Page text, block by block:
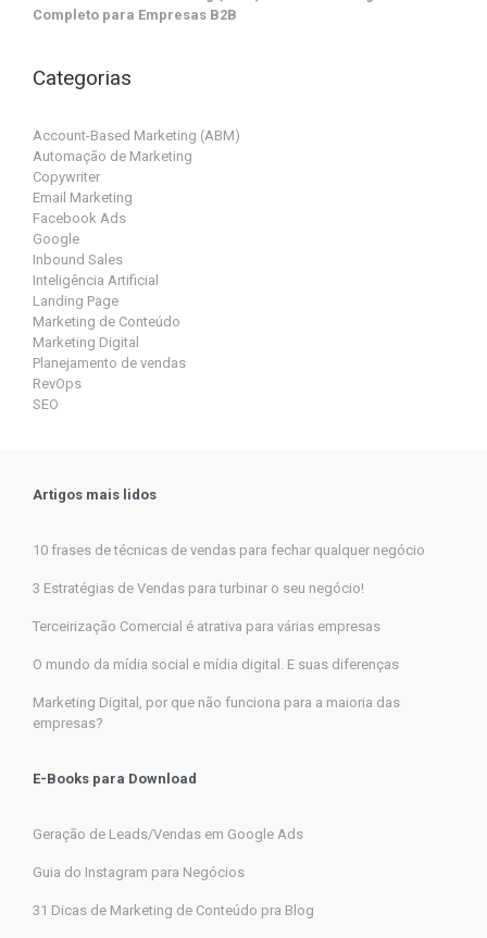
Completo para Empresas B2B
Categorias
Account-Based Marketing (ABM)
Automação de Marketing
Copywriter
Email Marketing
Facebook Ads
Google
Inbound Sales
Inteligência Artificial
Landing Page
Marketing de Conteúdo
Marketing Digital
Planejamento de vendas
RevOps
SEO
Artigos mais lidos
10 frases de técnicas de vendas para fechar qualquer negócio
3 Estratégias de Vendas para turbinar o seu negócio!
Terceirização Comercial é atrativa para várias empresas
O mundo da mídia social e mídia digital. E suas diferenças
Marketing Digital, por que não funciona para a maioria das
empresas?
E-Books para Download
Geração de Leads/Vendas em Google Ads
Guia do Instagram para Negócios
31 Dicas de Marketing de Conteúdo pra Blog